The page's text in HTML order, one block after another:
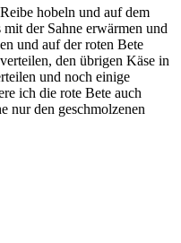
hobeln und auf dem
der Sahne erwärmen und
und auf der roten Bete
den übrigen Käse in
und noch einige
ich die rote Bete auch
nur den geschmolzenen